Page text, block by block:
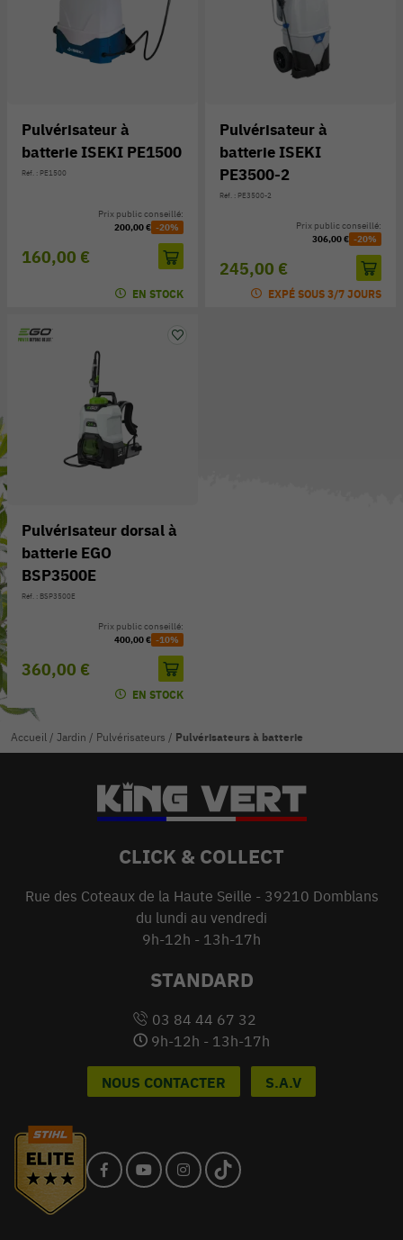
Pulvérisateur à
batterie ISEKI PE1500
Réf. : PE1500
160,00 €
Prix public conseillé:
200,00 € -20%
EN STOCK
Pulvérisateur à
batterie ISEKI
PE3500-2
Réf. : PE3500-2
245,00 €
Prix public conseillé:
306,00 € -20%
EXPÉ SOUS 3/7 JOURS
Pulvérisateur dorsal à
batterie EGO
BSP3500E
Réf. : BSP3500E
360,00 €
Prix public conseillé:
400,00 € -10%
EN STOCK
Accueil / Jardin / Pulvérisateurs / Pulvérisateurs à batterie
CLICK & COLLECT
Rue des Coteaux de la Haute Seille - 39210 Domblans
du lundi au vendredi
9h-12h - 13h-17h
STANDARD
03 84 44 67 32
9h-12h - 13h-17h
NOUS CONTACTER S.A.V